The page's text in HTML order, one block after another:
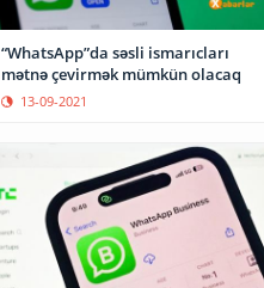
“WhatsApp”da səsli ismarıcları
mətnə çevirmək mümkün olacaq
13-09-2021